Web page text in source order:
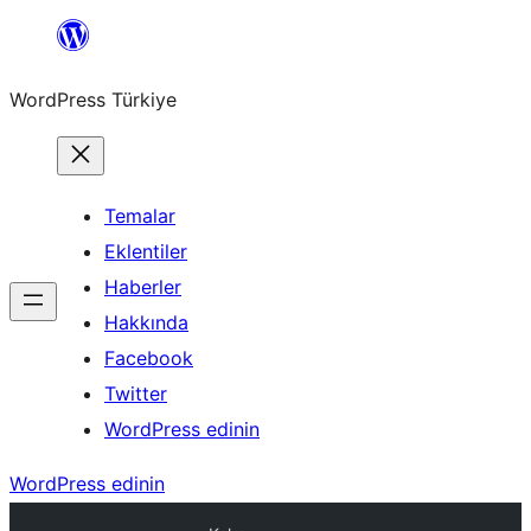
İçeriğe
WordPress Türkiye
Temalar
Eklentiler
Haberler
Hakkında
Facebook
Twitter
WordPress edinin
WordPress edinin